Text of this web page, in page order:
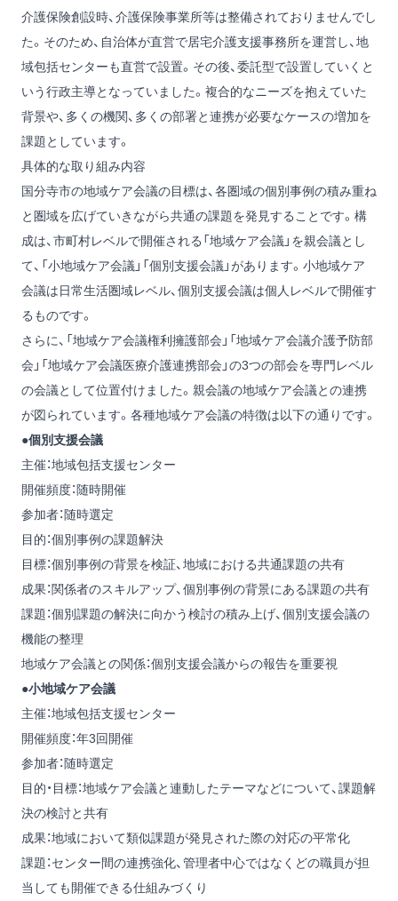
介護保険創設時、介護保険事業所等は整備されておりませんでし
た。そのため、自治体が直営で居宅介護支援事務所を運営し、地
域包括センターも直営で設置。その後、委託型で設置していくと
いう行政主導となっていました。複合的なニーズを抱えていた
背景や、多くの機関、多くの部署と連携が必要なケースの増加を
課題としています。
具体的な取り組み内容
国分寺市の地域ケア会議の目標は、各圏域の個別事例の積み重ね
と圏域を広げていきながら共通の課題を発見することです。構
成は、市町村レベルで開催される「地域ケア会議」を親会議とし
て、「小地域ケア会議」「個別支援会議」があります。小地域ケア
会議は日常生活圏域レベル、個別支援会議は個人レベルで開催す
るものです。
さらに、「地域ケア会議権利擁護部会」「地域ケア会議介護予防部
会」「地域ケア会議医療介護連携部会」の3つの部会を専門レベル
の会議として位置付けました。親会議の地域ケア会議との連携
が図られています。各種地域ケア会議の特徴は以下の通りです。
●個別支援会議
主催：地域包括支援センター
開催頻度：随時開催
参加者：随時選定
目的：個別事例の課題解決
目標：個別事例の背景を検証、地域における共通課題の共有
成果：関係者のスキルアップ、個別事例の背景にある課題の共有
課題：個別課題の解決に向かう検討の積み上げ、個別支援会議の
機能の整理
地域ケア会議との関係：個別支援会議からの報告を重要視
●小地域ケア会議
主催：地域包括支援センター
開催頻度：年3回開催
参加者：随時選定
目的・目標：地域ケア会議と連動したテーマなどについて、課題解
決の検討と共有
成果：地域において類似課題が発見された際の対応の平常化
課題：センター間の連携強化、管理者中心ではなくどの職員が担
当しても開催できる仕組みづくり